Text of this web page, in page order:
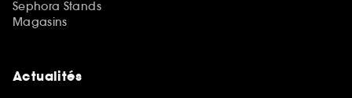
Sephora Stands
Magasins
Actualités